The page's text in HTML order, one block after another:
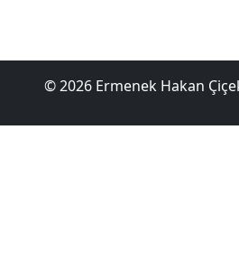
© 2026 Ermenek Hakan